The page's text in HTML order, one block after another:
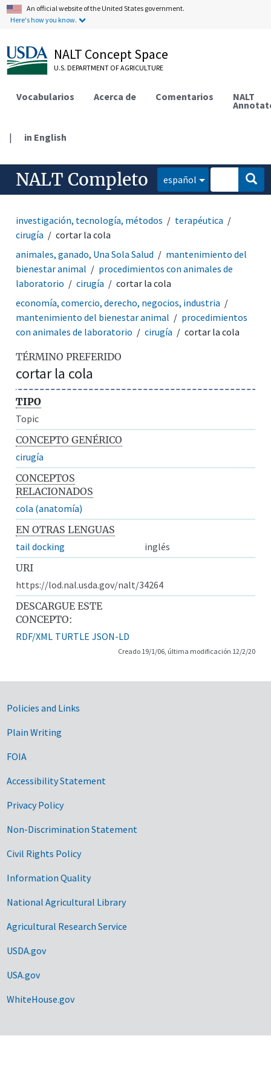
An official website of the United States government.
Here's how you know.
NALT Concept Space
U.S. DEPARTMENT OF AGRICULTURE
Vocabularios Acerca de Comentarios NALT
| in English
NALT Completo español
investigación, tecnología, métodos
terapéutica
cirugía
cortar la cola
animales, ganado, Una Sola Salud
mantenimiento del
bienestar animal
procedimientos con animales de
laboratorio
cirugía
cortar la cola
economía, comercio, derecho, negocios, industria
mantenimiento del bienestar animal
procedimientos
con animales de laboratorio
cirugía cortar la cola
TÉRMINO PREFERIDO
cortar la cola
TIPO
Topic
CONCEPTO GENÉRICO
cirugía
CONCEPTOS
RELACIONADOS
cola (anatomía)
EN OTRAS LENGUAS
tail docking
inglés
URI
https://lod.nal.usda.gov/nalt/34264
DESCARGUE ESTE
CONCEPTO:
RDF/XML TURTLE JSON-LD
Creado 19/1/06, última modificación 12/2/20
Government Links
Policies and Links
Plain Writing
FOIA
Accessibility Statement
Privacy Policy
Non-Discrimination Statement
Civil Rights Policy
Information Quality
National Agricultural Library
Agricultural Research Service
USDA.gov
USA.gov
WhiteHouse.gov